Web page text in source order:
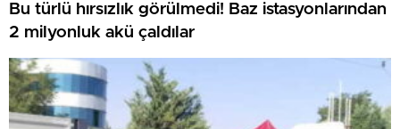
Bu türlü hırsızlık görülmedi! Baz istasyonlarından
2 milyonluk akü çaldılar